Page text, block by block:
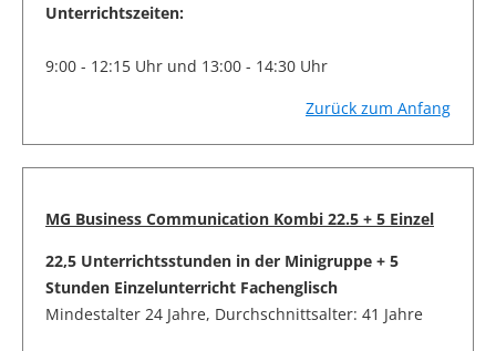
Unterrichtszeiten:
9:00 - 12:15 Uhr und 13:00 - 14:30 Uhr
Zurück zum Anfang
MG Business Communication Kombi 22.5 + 5 Einzel
22,5 Unterrichtsstunden in der Minigruppe + 5
Stunden Einzelunterricht Fachenglisch
Mindestalter 24 Jahre, Durchschnittsalter: 41 Jahre